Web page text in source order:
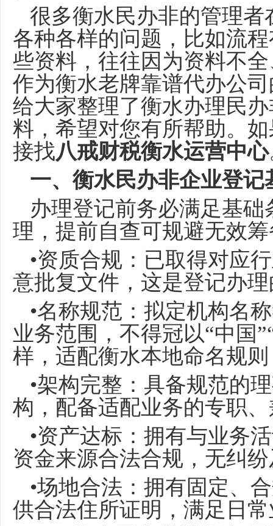
很多衡水民办非的管理
各种各样的问题，比如流
些资料，往往因为资料不
作为衡水老牌靠谱代办公
给大家整理了衡水办理民
料，希望对您有所帮助。
接找八戒财税衡水运营中心
一、衡水民办非企业登记
办理登记前务必满足基
理，提前自查可规避无效
•资质合规：已取得对应
意批复文件，这是登记办
•名称规范：拟定机构名
业务范围，不得冠以“中国
样，适配衡水本地命名规则
•架构完整：具备规范的
构，配备适配业务的专职
•资产达标：拥有与业务
资金来源合法合规，无纠
•场地合法：拥有固定、
供合法住所证明，满足日